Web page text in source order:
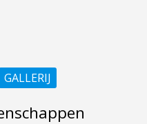
GALLERIJ